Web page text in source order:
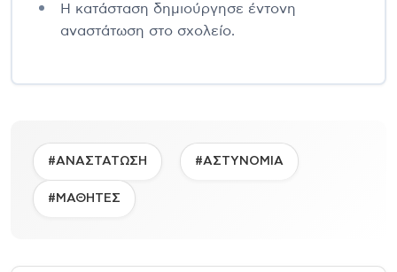
Η κατάσταση δημιούργησε έντονη
αναστάτωση στο σχολείο.
#ΑΝΑΣΤΑΤΩΣΗ #ΑΣΤΥΝΟΜΙΑ
#ΜΑΘΗΤΕΣ